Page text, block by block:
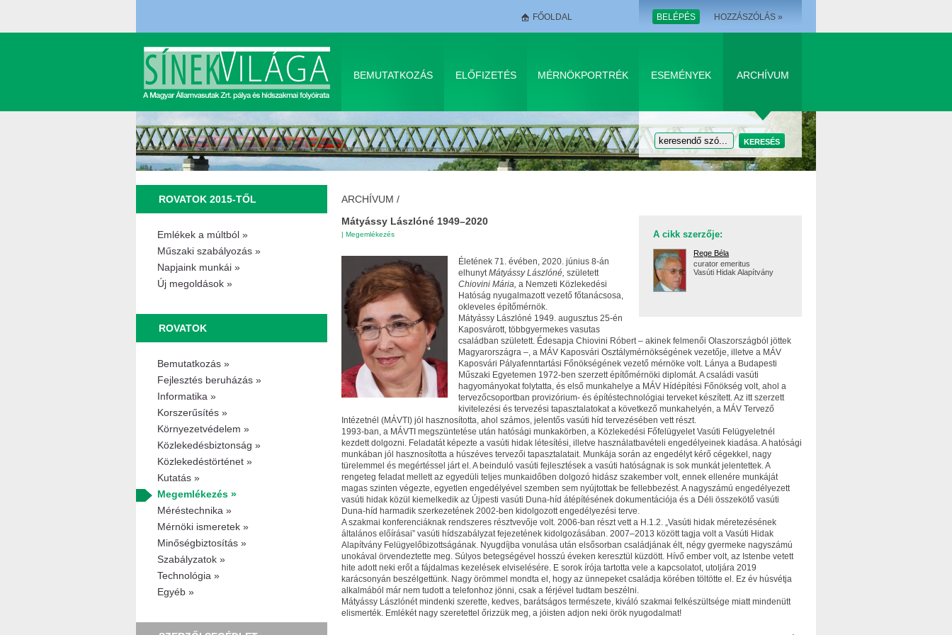
FŐOLDAL BELÉPÉS HOZZÁSZÓLÁS »
BEMUTATKOZÁS ELŐFIZETÉS MÉRNÖKPORTRÉK ESEMÉNYEK ARCHÍVUM
ROVATOK 2015-TŐL
Emlékek a múltból »
Műszaki szabályozás »
Napjaink munkái »
Új megoldások »
ROVATOK
Bemutatkozás »
Fejlesztés beruházás »
Informatika »
Korszerűsítés »
Környezetvédelem »
Közlekedésbiztonság »
Közlekedéstörténet »
Kutatás »
Megemlékezés »
Méréstechnika »
Mérnöki ismeretek »
Minőségbiztosítás »
Szabályzatok »
Technológia »
Egyéb »
ARCHÍVUM /
A cikk szerzője:
Rege Béla
curator emeritus
Vasúti Hidak Alapítvány
Mátyássy Lászlóné 1949–2020
| Megemlékezés
Életének 71. évében, 2020. június 8-án
elhunytMátyássy Lászlóné, született
Chiovini Mária, a Nemzeti Közlekedési
Hatóság nyugalmazott vezető főtanácsosa,
okleveles építőmérnök.
Mátyássy Lászlóné 1949. augusztus 25-én
Kaposvárott, többgyermekes vasutas
családban született. Édesapja Chiovini Róbert – akinek felmenői Olaszországból jöttek
Magyarországra –, a MÁV Kaposvári Osztálymérnökségének vezetője, illetve a MÁV
Kaposvári Pályafenntartási Főnökségének vezető mérnöke volt. Lánya a Budapesti
Műszaki Egyetemen 1972-ben szerzett építőmérnöki diplomát. A családi vasúti
hagyományokat folytatta, és első munkahelye a MÁV Hídépítési Főnökség volt, ahol a
tervezőcsoportban provizórium- és építéstechnológiai terveket készített. Az itt szerzett
kivitelezési és tervezési tapasztalatokat a következő munkahelyén, a MÁV Tervező
Intézetnél (MÁVTI) jól hasznosította, ahol számos, jelentős vasúti híd tervezésében vett részt.
1993-ban, a MÁVTI megszüntetése után hatósági munkakörben, a Közlekedési Főfelügyelet Vasúti Felügyeletnél
kezdett dolgozni. Feladatát képezte a vasúti hidak létesítési, illetve használatbavételi engedélyeinek kiadása. A hatósági
munkában jól hasznosította a húszéves tervezői tapasztalatait. Munkája során az engedélyt kérő cégekkel, nagy
türelemmel és megértéssel járt el. A beinduló vasúti fejlesztések a vasúti hatóságnak is sok munkát jelentettek. A
rengeteg feladat mellett az egyedüli teljes munkaidőben dolgozó hidász szakember volt, ennek ellenére munkáját
magas szinten végezte, egyetlen engedélyével szemben sem nyújtottak be fellebbezést. A nagyszámú engedélyezett
vasúti hidak közül kiemelkedik az Újpesti vasúti Duna-híd átépítésének dokumentációja és a Déli összekötő vasúti
Duna-híd harmadik szerkezetének 2002-ben kidolgozott engedélyezési terve.
A szakmai konferenciáknak rendszeres résztvevője volt. 2006-ban részt vett a H.1.2. „Vasúti hidak méretezésének
általános előírásai” vasúti hídszabályzat fejezetének kidolgozásában. 2007–2013 között tagja volt a Vasúti Hidak
Alapítvány Felügyelőbizottságának. Nyugdíjba vonulása után elsősorban családjának élt, négy gyermeke nagyszámú
unokával örvendeztette meg. Súlyos betegségével hosszú éveken keresztül küzdött. Hívő ember volt, az Istenbe vetett
hite adott neki erőt a fájdalmas kezelések elviselésére. E sorok írója tartotta vele a kapcsolatot, utoljára 2019
karácsonyán beszélgettünk. Nagy örömmel mondta el, hogy az ünnepeket családja körében töltötte el. Ez év húsvétja
alkalmából már nem tudott a telefonhoz jönni, csak a férjével tudtam beszélni.
Mátyássy Lászlónét mindenki szerette, kedves, barátságos természete, kiváló szakmai felkészültsége miatt mindenütt
elismerték. Emlékét nagy szeretettel őrizzük meg, a jóisten adjon neki örök nyugodalmat!